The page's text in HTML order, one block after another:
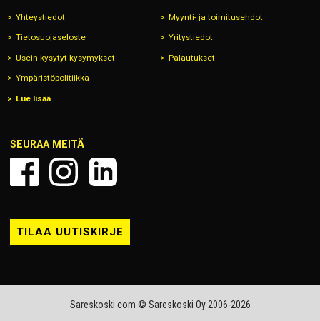
Yhteystiedot Myynti- ja toimitusehdot
Tietosuojaseloste Yritystiedot
Usein kysytyt kysymykset Palautukset
Ympäristöpolitiikka
Lue lisää
SEURAA MEITÄ
TILAA UUTISKIRJE
Sareskoski.com © Sareskoski Oy 2006-2026